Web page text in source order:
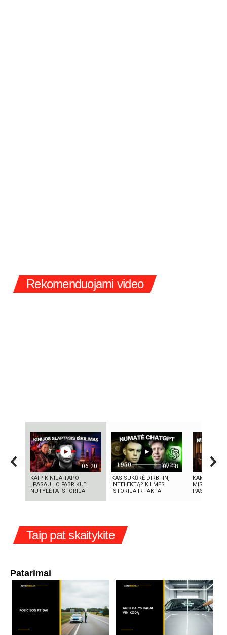
Rekomenduojami video
06:20
KAIP KINIJA TAPO
„PASAULIO FABRIKU“:
NUTYLĖTA ISTORIJA
07:18
KAS SUKŪRĖ DIRBTINĮ
INTELEKTĄ? KILMĖS
ISTORIJA IR FAKTAI
MĮSLINGA
PASLAPTIS
Taip pat skaitykite
Patarimai